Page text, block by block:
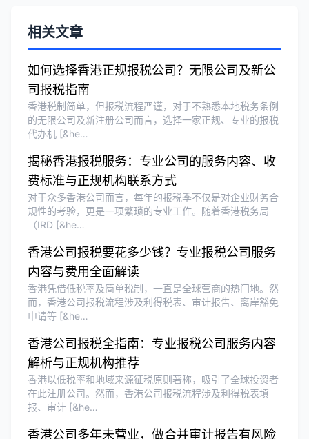
刘总
泰国BOI申请+建厂规划一站式服务，完
美！
Olivia Wang ★★★★★
香港公司注册和审计服务专业高效，非常
相关文章
如何选择香港正规报税公司？无限公司及新公
司报税指南
香港税制简单，但报税流程严谨，对于不熟悉本地税务条例
的无限公司及新注册公司而言，选择一家正规、专业的报税
代办机 [&he…
揭秘香港报税服务：专业公司的服务内容、收
费标准与正规机构联系方式
对于众多香港公司而言，每年的报税季不仅是对企业财务合
规性的考验，更是一项繁琐的专业工作。随着香港税务局
（IRD [&he…
香港公司报税要花多少钱？专业报税公司服务
内容与费用全面解读
香港凭借低税率及简单税制，一直是全球营商的热门地。然
而，香港公司报税流程涉及利得税表、审计报告、离岸豁免
申请等 [&he…
香港公司报税全指南：专业报税公司服务内容
解析与正规机构推荐
香港以低税率和地域来源征税原则著称，吸引了全球投资者
在此注册公司。然而，香港公司报税流程涉及利得税表填
报、审计 [&he…
香港公司多年未营业，做合并审计报告有风险